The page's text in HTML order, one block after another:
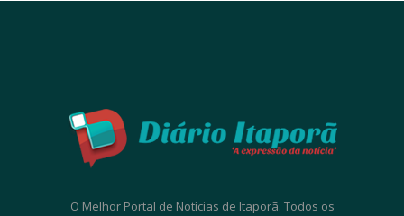
O Melhor Portal de Notícias de Itaporã. Todos os